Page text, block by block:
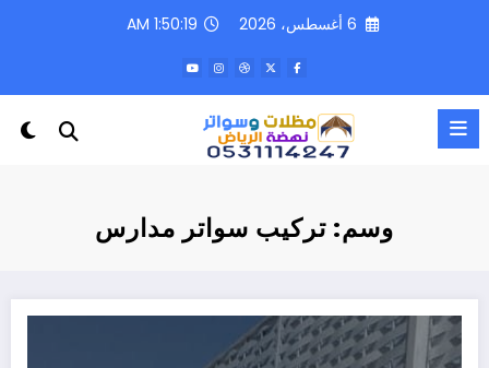
6 أغسطس، 2026 1:50:19 AM
وسم: تركيب سواتر مدارس